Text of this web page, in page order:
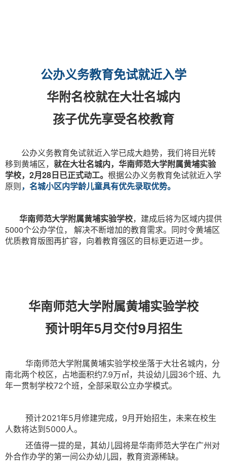
公办义务教育免试就近入学
华附名校就在大壮名城内
孩子优先享受名校教育
公办义务教育免试就近入学已成大趋势，我们将目光转
移到黄埔区， 就在大壮名城内， 华南师范大学附属黄埔实验
学校，2月28日已正式动工。 根据公办义务教育免试就近入学
原则，名城小区内学龄儿童具有优先录取优势。
华南师范大学附属黄埔实验学校，建成后将为区域内提供
5000个公办学位， 解决不断增加的教育需求。同时令黄埔区
优质教育版图再扩容，向着教育强区的目标更迈进一步。
华南师范大学附属黄埔实验学校
预计明年5月交付9月招生
华南师范大学附属黄埔实验学校坐落于大壮名城内， 分
南北两个校区， 占地面积约7.9万㎡，共设幼儿园36个班、九
年一贯制学校72个班，全部采取公立办学模式。
预计2021年5月修建完成，9月开始招生，未来在校生
人数将达到5000人。
还值得一提的是，其幼儿园将是华南师范大学在广州对
外合作办学的第一间公办幼儿园，教育资源稀缺。